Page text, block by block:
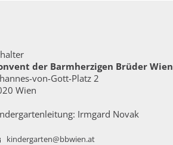
der Barmherzigen Brüder Wien
von-Gott-Platz 2
Wien
Irmgard Novak
kindergarten@bbwien.at